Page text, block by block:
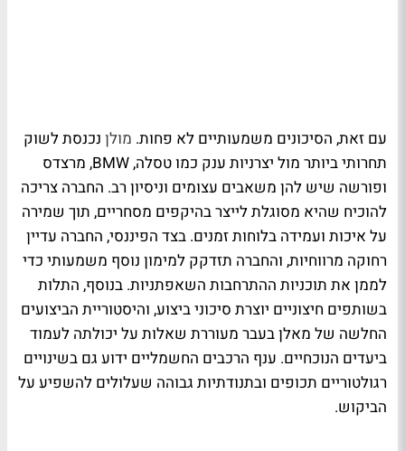
עם זאת, הסיכונים משמעותיים לא פחות. מולן נכנסת לשוק
תחרותי ביותר מול יצרניות ענק כמו טסלה, BMW, מרצדס
ופורשה שיש להן משאבים עצומים וניסיון רב. החברה צריכה
להוכיח שהיא מסוגלת לייצר בהיקפים מסחריים, תוך שמירה
על איכות ועמידה בלוחות זמנים. בצד הפיננסי, החברה עדיין
רחוקה מרווחיות, והחברה תזדקק למימון נוסף משמעותי כדי
לממן את תוכניות ההתרחבות השאפתניות. בנוסף, התלות
בשותפים חיצוניים יוצרת סיכוני ביצוע, והיסטוריית הביצועים
החלשה של מאלן בעבר מעוררת שאלות על יכולתה לעמוד
ביעדים הנוכחיים. ענף הרכבים החשמליים ידוע גם בשינויים
רגולטוריים תכופים ובתנודתיות גבוהה שעלולים להשפיע על
הביקוש.